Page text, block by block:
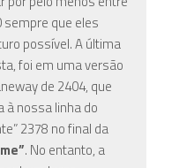
sempre que eles
possível. A última
foi em uma versão
de 2404, que
à nossa linha do
2378 no final da
. No entanto, a